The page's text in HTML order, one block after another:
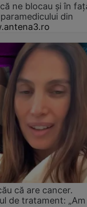
ne blocau şi în
din
că are cancer.
de tratament: